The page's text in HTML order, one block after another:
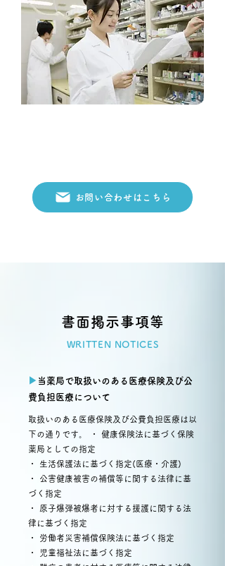
お問い合わせはこちら
書面掲示事項等
WRITTEN NOTICES
▶︎ 当薬局で取扱いのある医療保険及び公
費負担医療について
取扱いのある医療保険及び公費負担医療は以
下の通りです。 ・ 健康保険法に基づく保険
薬局としての指定
・ 生活保護法に基づく指定(医療・介護)
・ 公害健康被害の補償等に関する法律に基
づく指定
・ 原子爆弾被爆者に対する援護に関する法
律に基づく指定
・ 労働者災害補償保険法に基づく指定
・ 児童福祉法に基づく指定